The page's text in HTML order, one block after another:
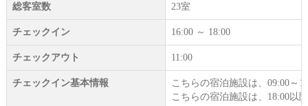
総客室数 23室
チェックイン 16:00 ～ 18:00
チェックアウト 11:00
チェックイン基本情報
こちらの宿泊施設は、09:00～
こちらの宿泊施設は、18:00以